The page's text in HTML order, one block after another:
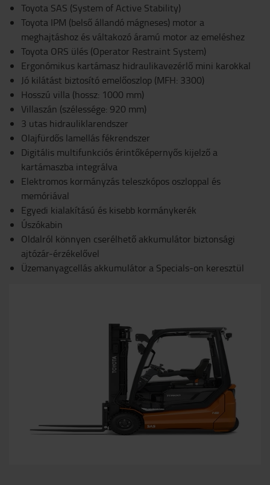
Toyota SAS (System of Active Stability)
Toyota IPM (belső állandó mágneses) motor a
meghajtáshoz és váltakozó áramú motor az emeléshez
Toyota ORS ülés (Operator Restraint System)
Ergonómikus kartámasz hidraulikavezérlő mini karokkal
Jó kilátást biztosító emelőoszlop (MFH: 3300)
Hosszú villa (hossz: 1000 mm)
Villaszán (szélessége: 920 mm)
3 utas hidrauliklarendszer
Olajfürdős lamellás fékrendszer
Digitális multifunkciós érintőképernyős kijelző a
kartámaszba integrálva
Elektromos kormányzás teleszkópos oszloppal és
memóriával
Egyedi kialakítású és kisebb kormánykerék
Úszókabin
Oldalról könnyen cserélhető akkumulátor biztonsági
ajtózár-érzékelővel
Üzemanyagcellás akkumulátor a Specials-on keresztül